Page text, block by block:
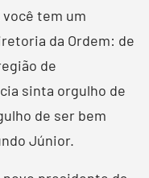
tem um
da Ordem: de
de
sinta orgulho de
de ser bem
Júnior.